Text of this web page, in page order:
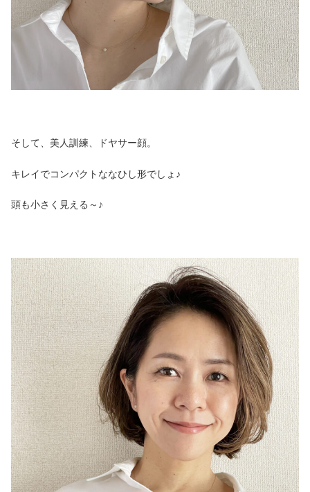
そして、美人訓練、ドヤサー顔。
キレイでコンパクトななひし形でしょ♪
頭も小さく見える～♪